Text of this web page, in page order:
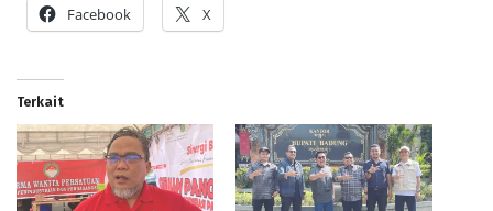
Facebook X
Terkait